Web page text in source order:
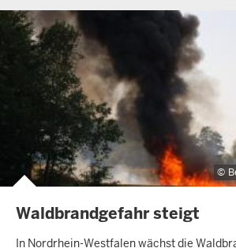
Waldbrandgefahr steigt
In Nordrhein-Westfalen wächst die